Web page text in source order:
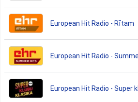
European Hit Radio - Rītam
European Hit Radio -
European Hit Radio - Super